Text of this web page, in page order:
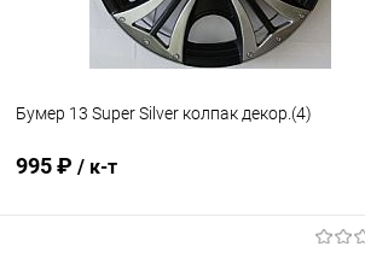
Бумер 13 Super Silver колпак декор.(4)
995 ₽ / к-т